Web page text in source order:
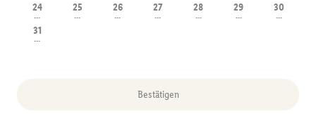
24
---
25
---
26
---
27
---
28
---
29
---
30
---
31
---
Bestätigen